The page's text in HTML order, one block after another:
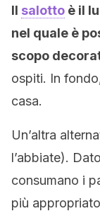
Il salotto è il
nel quale è
scopo
ospiti. In
casa.
Un’altra
l’abbiate).
consumano i
più